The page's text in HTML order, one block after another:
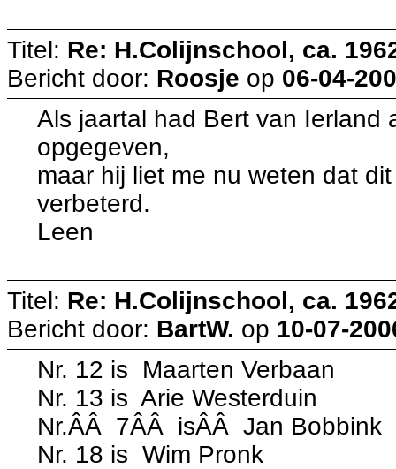
Titel: Re: H.Colijnschool, ca.
Bericht door: Roosje op 06-04-
Als jaartal had Bert van Ierland
opgegeven,
maar hij liet me nu weten dat
verbeterd.
Leen
Titel: Re: H.Colijnschool, ca.
Bericht door: BartW. op 10-07-
Nr. 12 is Maarten Verbaan
Nr. 13 is Arie Westerduin
Nr.ÂÂ 7ÂÂ isÂÂ Jan Bobbink
Nr. 18 is Wim Pronk